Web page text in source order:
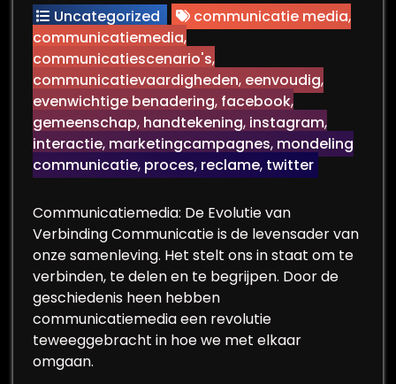
Uncategorized communicatie media,
communicatiemedia,
communicatiescenario's,
communicatievaardigheden, eenvoudig,
evenwichtige benadering, facebook,
gemeenschap, handtekening, instagram,
interactie, marketingcampagnes, mondeling
communicatie, proces, reclame, twitter
Communicatiemedia: De Evolutie van
Verbinding Communicatie is de levensader van
onze samenleving. Het stelt ons in staat om te
verbinden, te delen en te begrijpen. Door de
geschiedenis heen hebben
communicatiemedia een revolutie
teweeggebracht in hoe we met elkaar
omgaan.